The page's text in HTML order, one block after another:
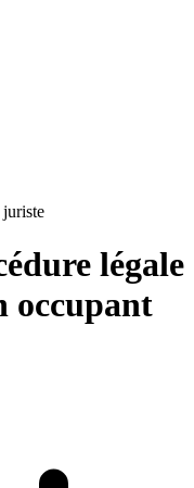
légale
occupant